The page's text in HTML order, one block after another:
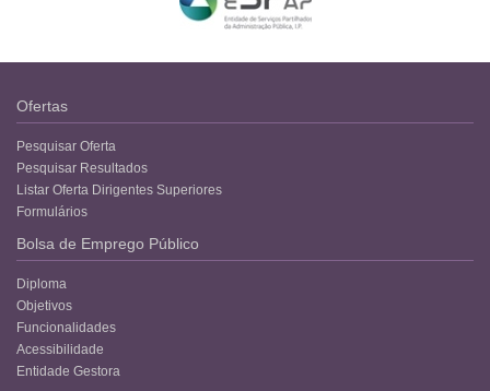
Ofertas
Pesquisar Oferta
Pesquisar Resultados
Listar Oferta Dirigentes Superiores
Formulários
Bolsa de Emprego Público
Diploma
Objetivos
Funcionalidades
Acessibilidade
Entidade Gestora